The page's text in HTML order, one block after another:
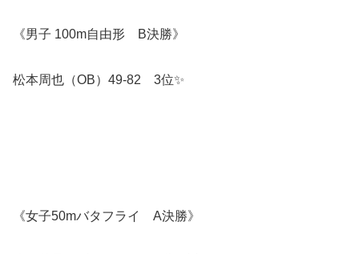
《男子 100m自由形 B決勝》
松本周也（OB）49-82 3位✨️
《女子50mバタフライ A決勝》